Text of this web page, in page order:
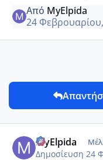
Από MyElpida
24
MyElpida
Δημοσίευση 24